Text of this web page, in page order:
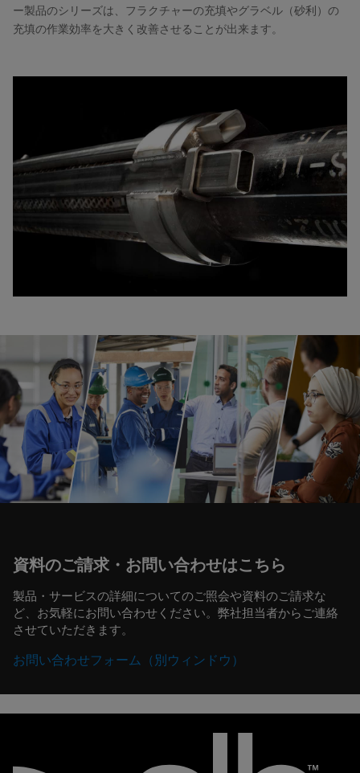
ー製品のシリーズは、フラクチャーの充填やグラベル（砂利）の
充填の作業効率を大きく改善させることが出来ます。
資料のご請求・お問い合わせはこちら
製品・サービスの詳細についてのご照会や資料のご請求な
ど、お気軽にお問い合わせください。弊社担当者からご連絡
させていただきます。
お問い合わせフォーム（別ウィンドウ）